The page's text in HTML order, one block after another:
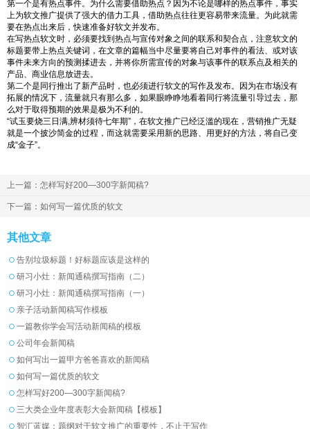
第一个是有热点事件。为什么需要借助热点？因为不论是哪样的热点事件，事实
上为软文推广提供了强大的借力工具，借助热点往往更容易带来流量。为此就需
要在热点出来后，快速准备好软文并发布。
在写热点软文时，必须要找到热点与宣传对象之间的联系和契合点，注意软文的
标题要带上热点关键词，在文章的篇幅当中尽量要将自己对事件的看法、或对该
事件未来方向的预测揉进去，并将你所需宣传的对象与该事件的联系点及相关的
产品、商业信息放进去。
第二个是同行推出了新产品时，也必须进行软文的写作及发布。因为在市场没有
拓展的情况下，流量就只有那么多，如果眼睁睁地看着同行将流量引导过去，那
么对于取得预期的效果是极为不利的。
“试玉要烧三日满,辨材须待七年期”，在软文推广已经泛滥的现在，营销推广无疑
就是一个披沙简金的过程，而这就需要采用新的思路、用更好的方法，将自己变
成“金子”。
上一篇：怎样写好200—300字新闻稿?
下一篇：如何写一篇优质的软文
其他文章
告别垃圾标题！好标题应该是这样的
研习小灶：新闻通稿撰写指南（二）
研习小灶：新闻通稿撰写指南（一）
亲子活动新闻稿写作模板
一篇教你学会写活动新闻稿的模板
公司年会新闻稿
如何写出一篇甲方爸爸喜欢的新闻稿
如何写一篇优质的软文
怎样写好200—300字新闻稿?
三大类企业年度表彰大会新闻稿【模板】
智汇蓝媒：题纲对于软文推广的重要性，不止于写作